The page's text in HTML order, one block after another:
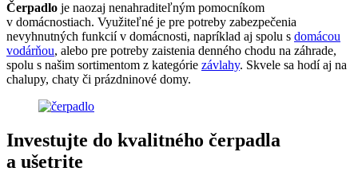
Čerpadlo je naozaj nenahraditeľným pomocníkom
v domácnostiach. Využiteľné je pre potreby zabezpečenia
nevyhnutných funkcií v domácnosti, napríklad aj spolu s domácou
vodárňou, alebo pre potreby zaistenia denného chodu na záhrade,
spolu s našim sortimentom z kategórie závlahy. Skvele sa hodí aj na
chalupy, chaty či prázdninové domy.
Investujte do kvalitného čerpadla
a ušetrite